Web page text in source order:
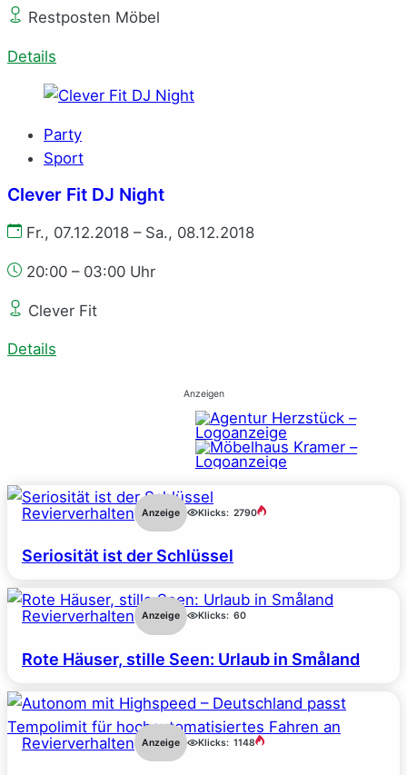
Restposten Möbel
Details
Party
Sport
Clever Fit DJ Night
Fr., 07.12.2018 – Sa., 08.12.2018
20:00 – 03:00 Uhr
Clever Fit
Details
Anzeigen
Revierverhalten Anzeige Klicks: 2790
Seriosität ist der Schlüssel
Revierverhalten Anzeige Klicks: 60
Rote Häuser, stille Seen: Urlaub in Småland
Revierverhalten Anzeige Klicks: 1148